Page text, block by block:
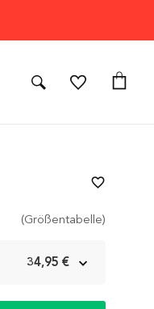
(Größentabelle)
34,95 €
favorite_border